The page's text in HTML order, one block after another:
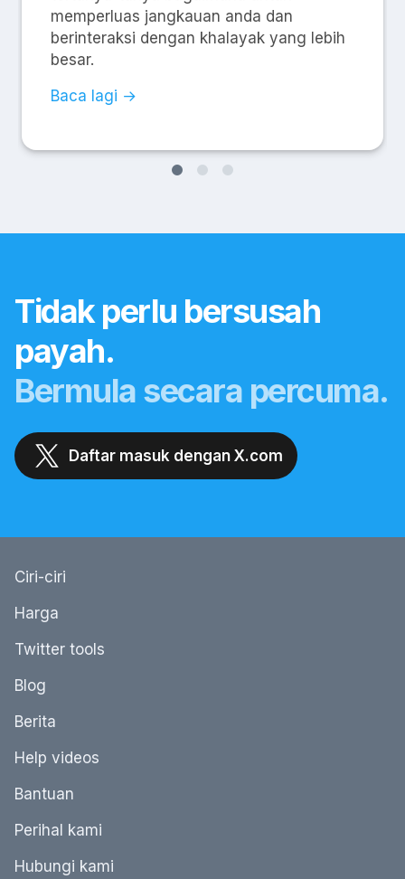
memperluas jangkauan anda dan
berinteraksi dengan khalayak yang lebih
besar.
Baca lagi →
Tidak perlu bersusah
payah.
Bermula secara percuma.
Daftar masuk dengan X.com
Ciri-ciri
Harga
Twitter tools
Blog
Berita
Help videos
Bantuan
Perihal kami
Hubungi kami